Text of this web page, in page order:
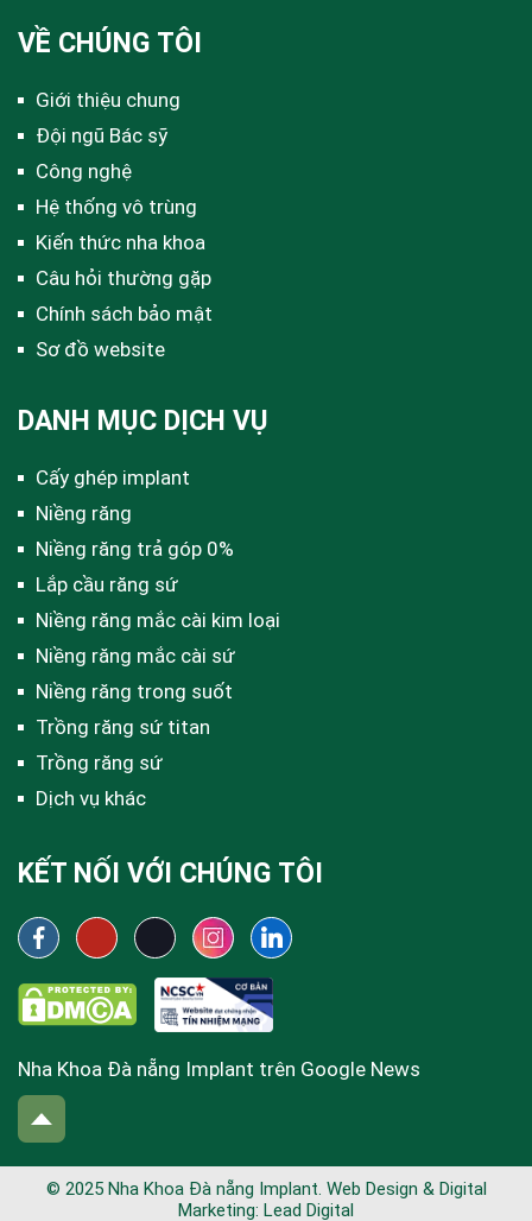
VỀ CHÚNG TÔI
Giới thiệu chung
Đội ngũ Bác sỹ
Công nghệ
Hệ thống vô trùng
Kiến thức nha khoa
Câu hỏi thường gặp
Chính sách bảo mật
Sơ đồ website
DANH MỤC DỊCH VỤ
Cấy ghép implant
Niềng răng
Niềng răng trả góp 0%
Lắp cầu răng sứ
Niềng răng mắc cài kim loại
Niềng răng mắc cài sứ
Niềng răng trong suốt
Trồng răng sứ titan
Trồng răng sứ
Dịch vụ khác
KẾT NỐI VỚI CHÚNG TÔI
Nha Khoa Đà nẵng Implant trên Google News
© 2025 Nha Khoa Đà nẵng Implant. Web Design & Digital
Marketing: Lead Digital